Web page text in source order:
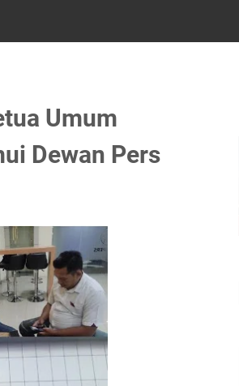
Umum
Dewan Pers